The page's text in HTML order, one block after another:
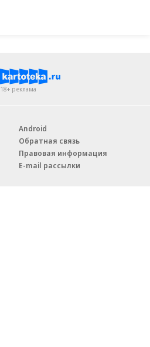
18+ реклама
Android
Обратная связь
Правовая информация
E-mail рассылки